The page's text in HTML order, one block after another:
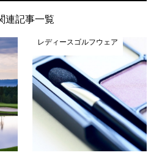
連記事一覧
レディースゴルフウェア